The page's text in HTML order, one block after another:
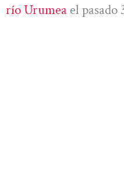
río Urumea el pasado